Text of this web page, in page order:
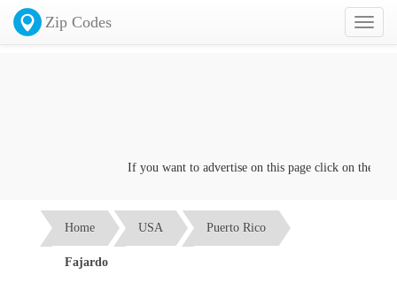
Toggle
Zip Codes
If you want to advertise on this page click on the
Home USA Puerto Rico
Fajardo